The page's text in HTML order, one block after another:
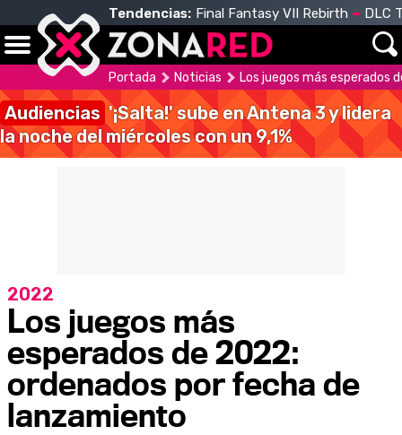
Tendencias: Final Fantasy VII Rebirth DLC
Portada Noticias Los juegos más esperados
Audiencias '¡Salta!' sube en Antena 3 y lidera
la noche del miércoles con un 9,1%
Los juegos más
esperados de 2022:
ordenados por fecha de
lanzamiento
2022